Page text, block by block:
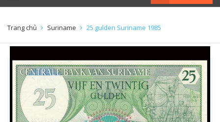
Trang chủ Suriname 25 gulden Suriname 1985